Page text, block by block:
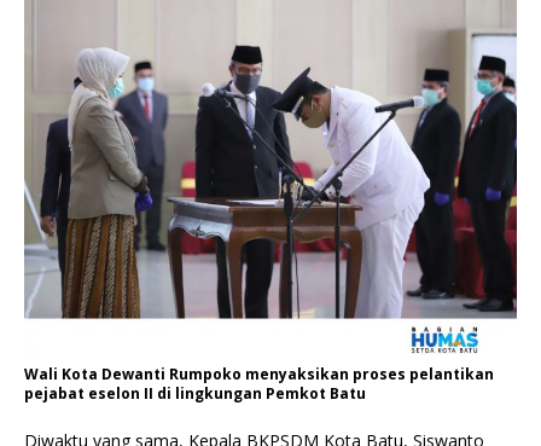
Wali Kota Dewanti Rumpoko menyaksikan proses pelantikan
pejabat eselon II di lingkungan Pemkot Batu
Diwaktu yang sama, Kepala BKPSDM Kota Batu, Siswanto